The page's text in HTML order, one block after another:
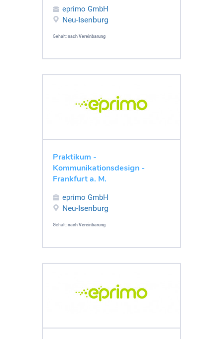
eprimo GmbH
Neu-Isenburg
Gehalt: nach Vereinbarung
Praktikum -
Kommunikationsdesign -
Frankfurt a. M.
eprimo GmbH
Neu-Isenburg
Gehalt: nach Vereinbarung